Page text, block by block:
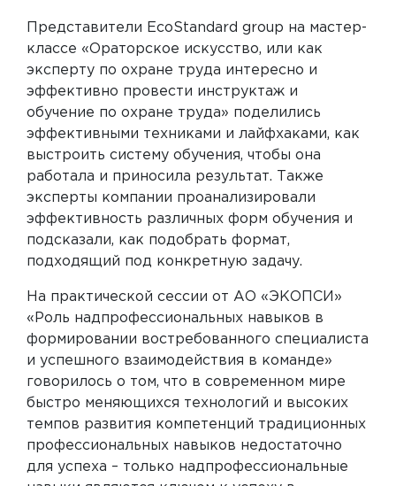
Представители EcoStandard group на мастер-
классе «Ораторское искусство, или как
эксперту по охране труда интересно и
эффективно провести инструктаж и
обучение по охране труда» поделились
эффективными техниками и лайфхаками, как
выстроить систему обучения, чтобы она
работала и приносила результат. Также
эксперты компании проанализировали
эффективность различных форм обучения и
подсказали, как подобрать формат,
подходящий под конкретную задачу.
На практической сессии от АО «ЭКОПСИ»
«Роль надпрофессиональных навыков в
формировании востребованного специалиста
и успешного взаимодействия в команде»
говорилось о том, что в современном мире
быстро меняющихся технологий и высоких
темпов развития компетенций традиционных
профессиональных навыков недостаточно
для успеха – только надпрофессиональные